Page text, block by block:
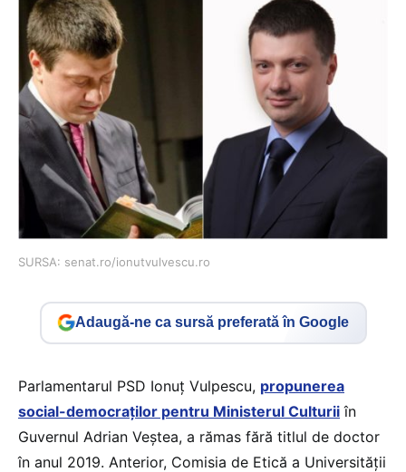
SURSA: senat.ro/ionutvulvescu.ro
Adaugă-ne ca sursă preferată în Google
Parlamentarul PSD Ionuț Vulpescu, propunerea
social-democraților pentru Ministerul Culturii în
Guvernul Adrian Veștea, a rămas fără titlul de doctor
în anul 2019. Anterior, Comisia de Etică a Universității